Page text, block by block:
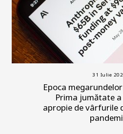
31 Iulie
Epoca
Prima jumătate
apropie de vârfurile